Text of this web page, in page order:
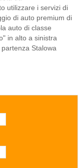
utilizzare i servizi di
di auto premium di
auto di classe
in alto a sinistra
Stalowa